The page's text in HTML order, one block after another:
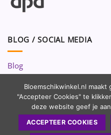
BLOG / SOCIAL MEDIA
Blog
Volg ons op:
Bloemschikwinkel.nl
"Accepteer Cookies" te
deze website geef je
ACCEPTEER COOKIES